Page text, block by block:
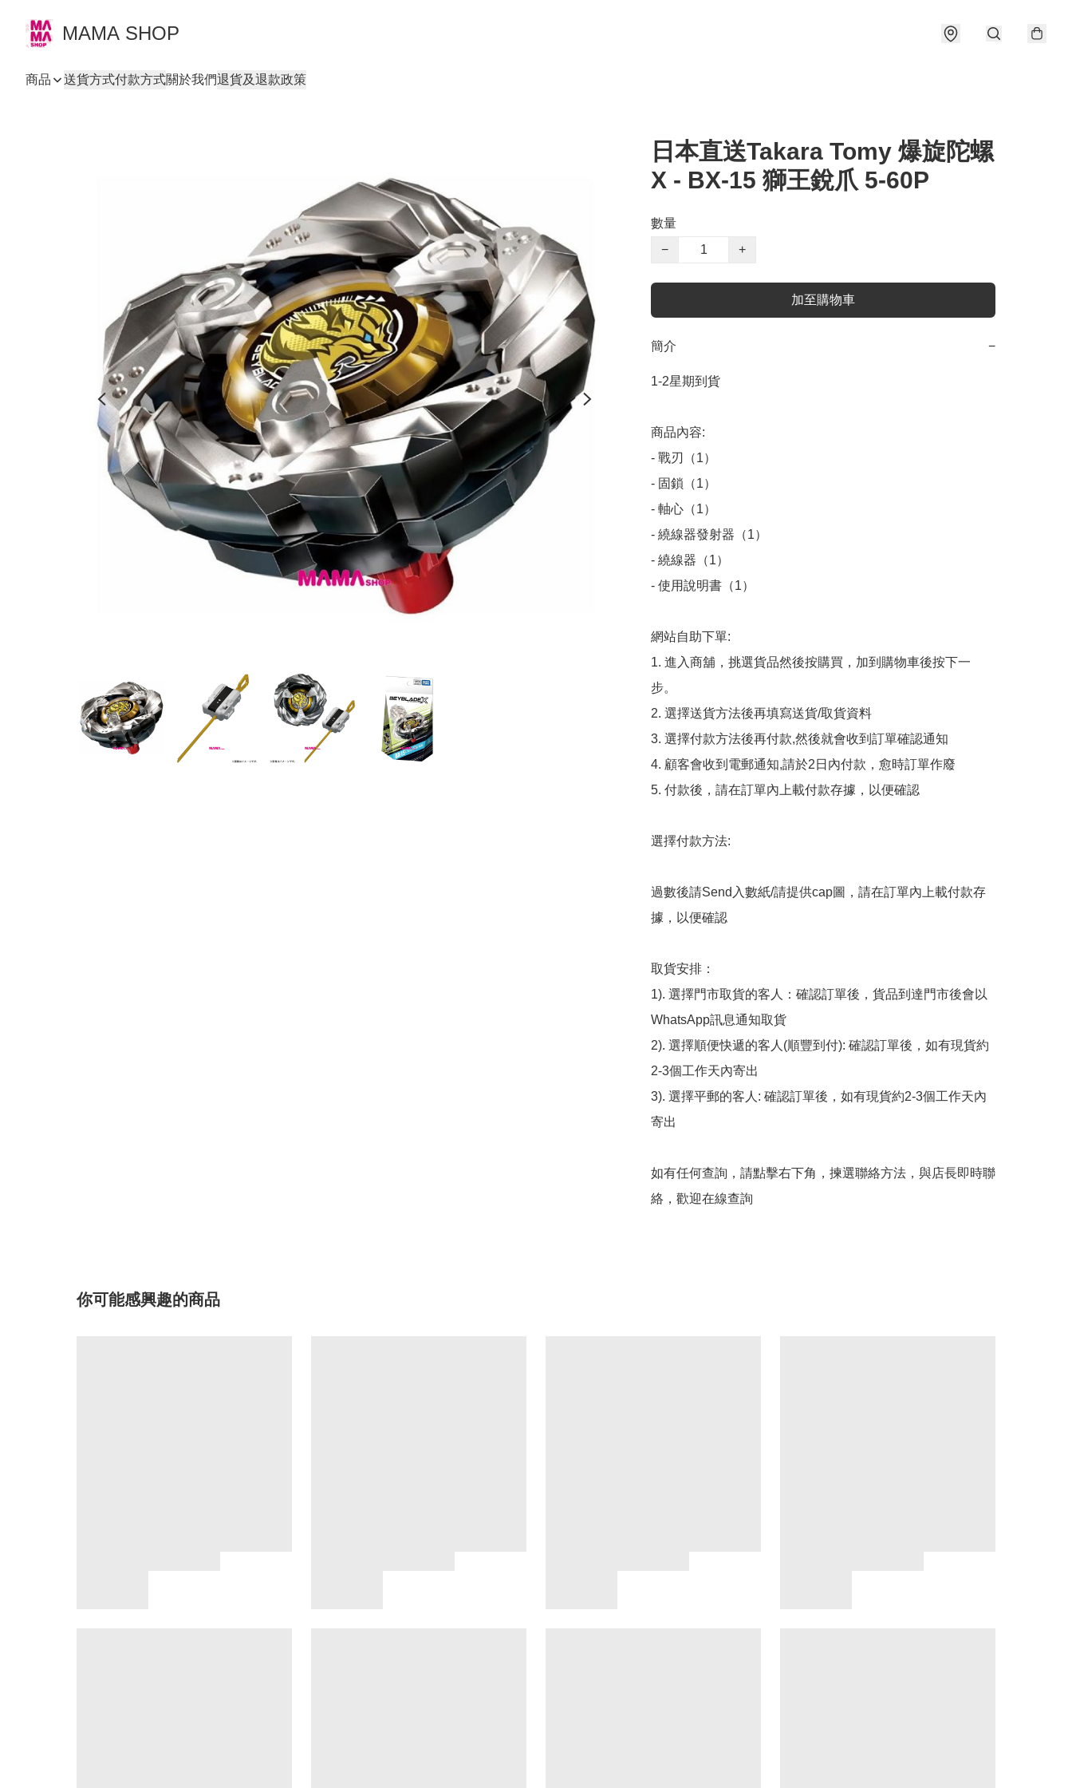
MAMA SHOP
商品 送貨方式付款方式關於我們退貨及退款政策
日本直送Takara Tomy 爆旋陀螺
X - BX-15 獅王銳爪 5-60P
數量
−
+
加至購物車
簡介 −
1-2星期到貨
商品內容:
- 戰刃（1）
- 固鎖（1）
- 軸心（1）
- 繞線器發射器（1）
- 繞線器（1）
- 使用說明書（1）
網站自助下單:
1. 進入商舖，挑選貨品然後按購買，加到購物車後按下一
步。
2. 選擇送貨方法後再填寫送貨/取貨資料
3. 選擇付款方法後再付款,然後就會收到訂單確認通知
4. 顧客會收到電郵通知,請於2日內付款，愈時訂單作廢
5. 付款後，請在訂單內上載付款存據，以便確認
選擇付款方法:
過數後請Send入數紙/請提供cap圖，請在訂單內上載付款存
據，以便確認
取貨安排：
1). 選擇門市取貨的客人：確認訂單後，貨品到達門市後會以
WhatsApp訊息通知取貨
2). 選擇順便快遞的客人(順豐到付): 確認訂單後，如有現貨約
2-3個工作天內寄出
3). 選擇平郵的客人: 確認訂單後，如有現貨約2-3個工作天內
寄出
如有任何查詢，請點擊右下角，揀選聯絡方法，與店長即時聯
絡，歡迎在線查詢
你可能感興趣的商品